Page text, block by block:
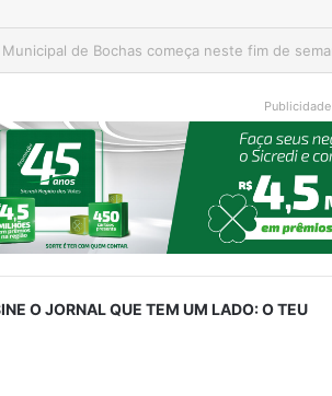
Publicidade
O JORNAL QUE TEM UM LADO: O TEU